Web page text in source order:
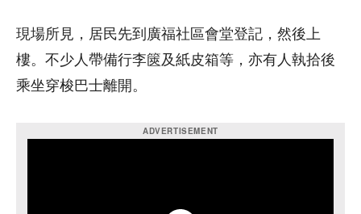
現場所見，居民先到廣福社區會堂登記，然後上
樓。不少人帶備行李篋及紙皮箱等，亦有人執拾後
乘坐穿梭巴士離開。